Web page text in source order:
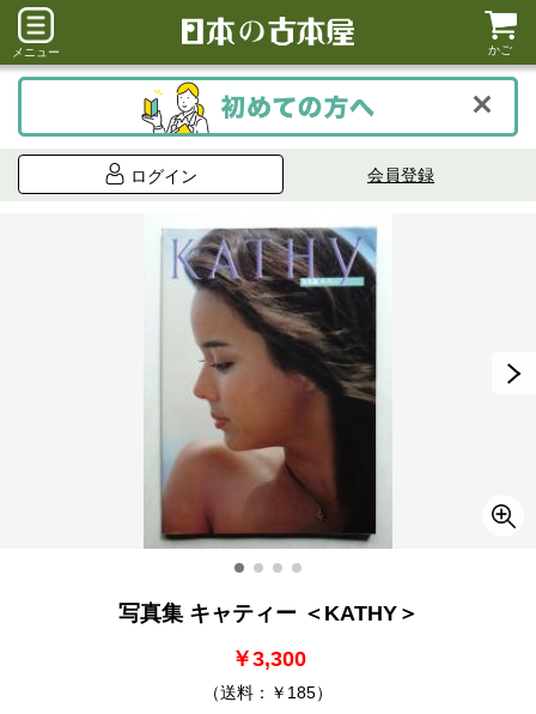
メニュー かご
ログイン 会員登録
写真集 キャティー ＜KATHY＞
￥3,300
（送料：￥185）